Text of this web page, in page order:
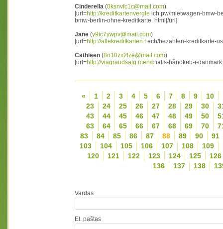
Cinderella (0ksnvfc1c@mail.com)
[url=http://kreditkartenvergle ich.pw/mietwagen-bmw-
bmw-berlin-ohne-kreditkarte. html[/url]
Jane (y9ic7ywpv@mail.com)
[url=http://allekreditkarten.tech/bezahlen-kreditkarte-
Cathleen (8o10zx2lze@mail.com)
[url=http://viagraudsalg.men/c ialis-håndkøb-i-
« 1 2 3 4 5 6 7 8 9 10
23
24 25 26 27 28 29 30
43
44 45 46 47 48 49 50
63
64 65 66 67 68 69 70
83
84 85 86 87 88 89 90
91
103
104 105 106 107 108 109
120
121 122 123 124 125
126
136
137 138
Vardas
El. paštas